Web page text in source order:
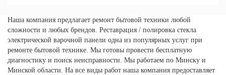
Наша компания предлагает ремонт бытовой техники любой
сложности и любых брендов. Реставрация / полировка стекла
электрической варочной панели одна из популярных услуг при
ремонте бытовой технике. Мы готовы провести бесплатную
диагностику и поиск неисправности. Мы работаем по Минску и
Минской области. На все виды работ наша компания предоставляет